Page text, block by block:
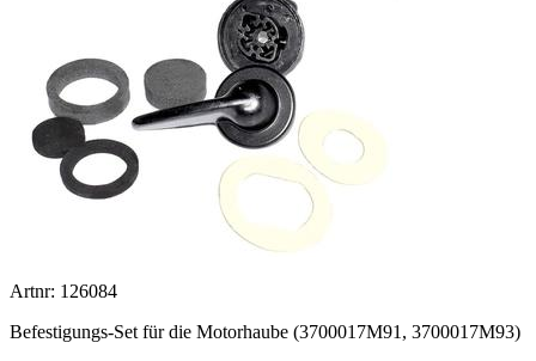
Artnr: 126084
Befestigungs-Set für die Motorhaube (3700017M91, 3700017M93)